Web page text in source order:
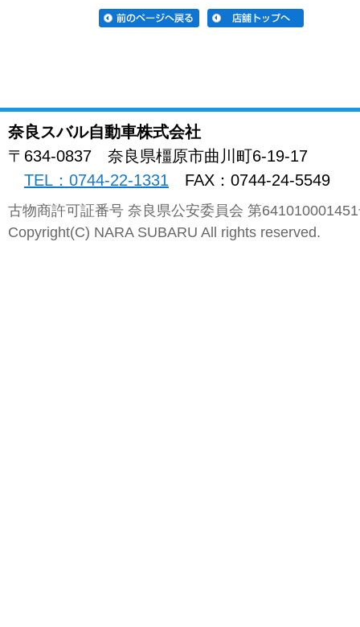
奈良スバル自動車株式会社
〒634-0837
奈良県橿原市曲川町6-19-17
TEL：0744-22-1331
FAX：0744-24-5549
古物商許可証番号 奈良県公安委員会 第
Copyright(C) NARA SUBARU All rights reserved.